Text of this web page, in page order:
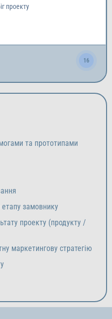
проекту
16
та прототипами
етапу замовнику
проекту (продукту /
маркетингову стратегію